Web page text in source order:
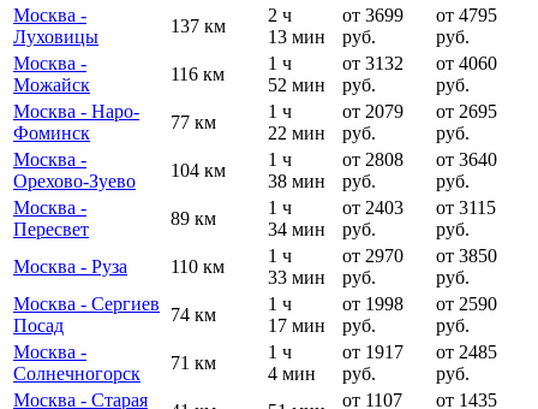
Москва -
Луховицы
137 км
2 ч
13 мин
от 3699
руб.
от 4795
руб.
Москва -
Можайск
116 км
1 ч
52 мин
от 3132
руб.
от 4060
руб.
Москва - Наро-
Фоминск
77 км
1 ч
22 мин
от 2079
руб.
от 2695
руб.
Москва -
Орехово-Зуево
104 км
1 ч
38 мин
от 2808
руб.
от 3640
руб.
Москва -
Пересвет
89 км
1 ч
34 мин
от 2403
руб.
от 3115
руб.
Москва - Руза
110 км
1 ч
33 мин
от 2970
руб.
от 3850
руб.
Москва - Сергиев
Посад
74 км
1 ч
17 мин
от 1998
руб.
от 2590
руб.
Москва -
Солнечногорск
71 км
1 ч
4 мин
от 1917
руб.
от 2485
руб.
Москва - Старая
от 1107
от 1435